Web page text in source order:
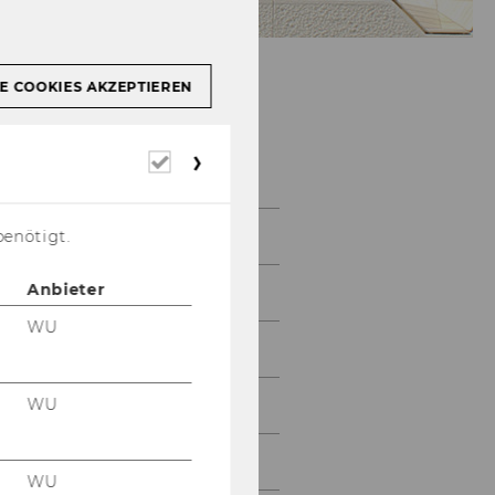
Lampe Markus
Resch Andreas
Kisling Wilfried
Koll Johannes
COOKIES AKZEPTIEREN
Erforderliche
Anbieter
WU
WU
WU